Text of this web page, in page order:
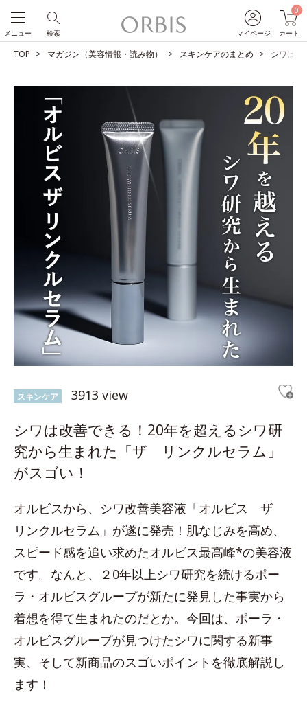
マイページ
0
カート
検索
メニュー
TOP マガジン（美容情報・読み物） スキンケアのまとめ シワは
スキンケア 3913 view
シワは改善できる！20年を超えるシワ研
究から生まれた「ザ リンクルセラム」
がスゴい！
オルビスから、シワ改善美容液「オルビス ザ
リンクルセラム」が遂に発売！肌なじみを高め、
スピード感を追い求めたオルビス最高峰*の美容液
です。なんと、２0年以上シワ研究を続けるポー
ラ・オルビスグループが新たに発見した事実から
着想を得て生まれたのだとか。今回は、ポーラ・
オルビスグループが見つけたシワに関する新事
実、そして新商品のスゴいポイントを徹底解説し
ます！